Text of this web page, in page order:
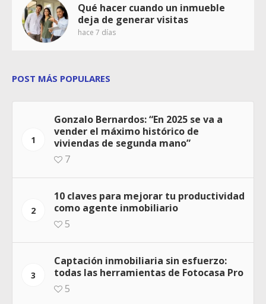
Qué hacer cuando un inmueble
deja de generar visitas
hace 7 días
POST MÁS POPULARES
1
Gonzalo Bernardos: “En 2025 se va a
vender el máximo histórico de
viviendas de segunda mano”
7
2
10 claves para mejorar tu productividad
como agente inmobiliario
5
3
Captación inmobiliaria sin esfuerzo:
todas las herramientas de Fotocasa Pro
5